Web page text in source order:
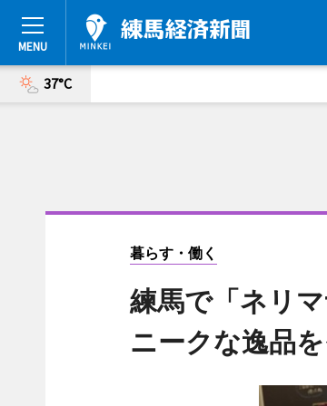
37°C
暮らす・働く
練馬で「ネリ
ニークな逸品